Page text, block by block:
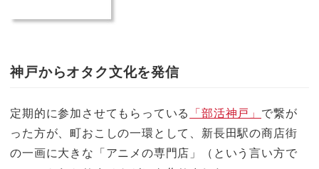
神戸からオタク文化を発信
定期的に参加させてもらっている 「部活神戸」 で繋が
った方が、町おこしの一環として、新長田駅の商店街
の一画に大きな「アニメの専門店」（という言い方で